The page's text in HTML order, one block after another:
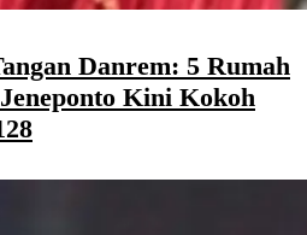
Danrem: 5 Rumah
Kini Kokoh